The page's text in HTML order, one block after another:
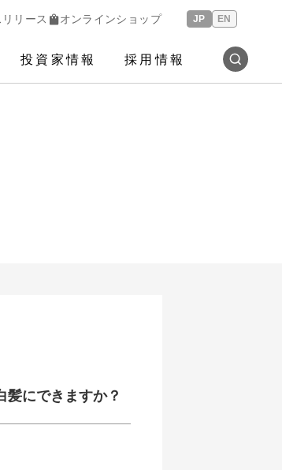
リース オンラインショップ JP EN
投資家情報 採用情報
検索
にできますか？